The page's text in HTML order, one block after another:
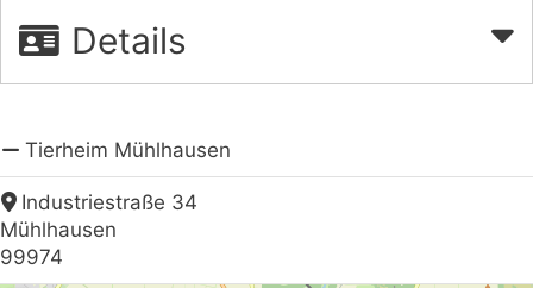
Details
Tierheim Mühlhausen
Industriestraße 34
Mühlhausen
99974